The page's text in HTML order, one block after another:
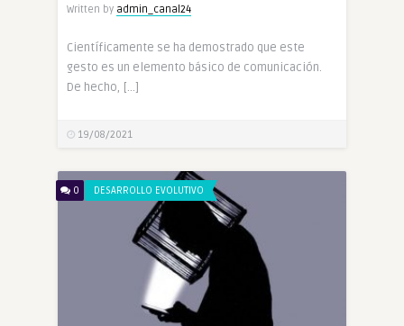
Written by admin_canal24
Científicamente se ha demostrado que este
gesto es un elemento básico de comunicación.
De hecho, […]
19/08/2021
0 DESARROLLO EVOLUTIVO